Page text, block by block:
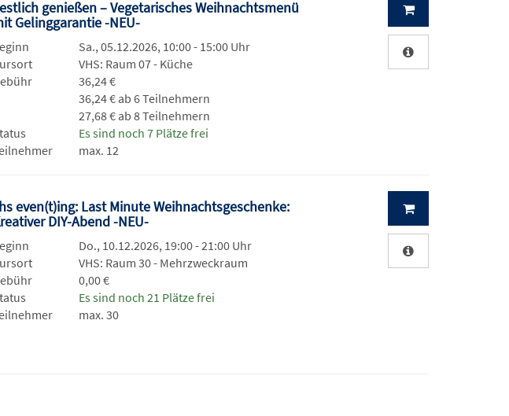
genießen – Vegetarisches Weihnachtsmenü
Gelinggarantie -NEU-
Sa., 05.12.2026, 10:00 - 15:00 Uhr
VHS: Raum 07 - Küche
36,24 €
36,24 € ab 6 Teilnehmern
27,68 € ab 8 Teilnehmern
Es sind noch 7 Plätze frei
max. 12
even(t)ing: Last Minute Weihnachtsgeschenke:
DIY-Abend -NEU-
Do., 10.12.2026, 19:00 - 21:00 Uhr
VHS: Raum 30 - Mehrzweckraum
0,00 €
Es sind noch 21 Plätze frei
max. 30